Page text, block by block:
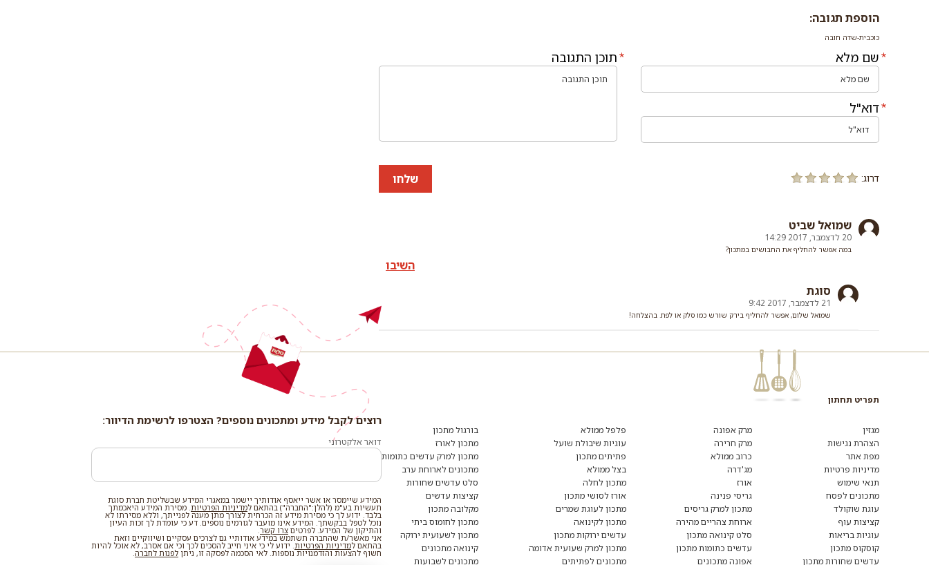
הוספת תגובה:
כוכבית-שדה חובה
שם מלא
דוא"ל
תוכן התגובה
דרוג: שלחו
שמואל שביט
20 לדצמבר, 2017 14:29
במה אפשר להחליף את החבושים במתכון?
השיבו
סוגת
21 לדצמבר, 2017 9:42
שמואל שלום, אפשר להחליף בירק שורש כמו סלק או לפת. בהצלחה!
תפריט תחתון
מגזין
הצהרת נגישות
מפת אתר
מדיניות פרטיות
תנאי שימוש
מתכונים לפסח
עוגת שוקולד
קציצות עוף
עוגיות בריאות
קוסקוס מתכון
עדשים שחורות מתכון
מרק אפונה
מרק חרירה
כרוב ממולא
מג'דרה
אורז
גריסי פנינה
מתכון למרק גריסים
ארוחת צהריים מהירה
סלט קינואה מתכון
עדשים כתומות מתכון
אפונה מתכונים
פלפל ממולא
עוגיות שיבולת שועל
פתיתים מתכון
בצל ממולא
מתכון לחלה
אורז לסושי מתכון
מתכון לעוגת שמרים
מתכון לקינואה
עדשים ירוקות מתכון
מתכון למרק שעועית אדומה
מתכונים לפתיתים
בורגול מתכון
מתכון לאורז
מתכון למרק עדשים כתומות
מתכונים לארוחת ערב
סלט עדשים שחורות
קציצות עדשים
מקלובה מתכון
מתכון לחומוס ביתי
מתכון לשעועית ירוקה
קינואה מתכונים
מתכונים לשבועות
רוצים לקבל מידע ומתכונים נוספים? הצטרפו לרשימת הדיוור:
דואר אלקטרוני
המידע שיימסר או אשר ייאסף אודותיך יישמר במאגרי המידע שבשליטת חברת סוגת
תעשיות בע"מ (להלן:"החברה") בהתאם למדיניות הפרטיות . מסירת המידע היאכמתך
בלבד. ידוע לך כי מסירת מידע זה הכרחית לצורך מתן מענה לפנייתך, וללא מסירתו לא
נוכל לטפל בבקשתך. המידע אינו מועבר לגורמים נוספים. דע כי עומדת לך זכות העיון
והתיקון של המידע. לפרטים צרו קשר
אני מאשר/ת שהחברה תשתמש במידע אודותיי גם לצרכים עסקיים ושיווקיים וזאת
בהתאם למדיניות הפרטיות . ידוע לי כי איני חייב להסכים לכך וכי אם אסרב, לא אוכל להיות
חשוף להצעות והזדמנויות נוספות. לאי הסכמה לפסקה זו, ניתן לפנות לחברה